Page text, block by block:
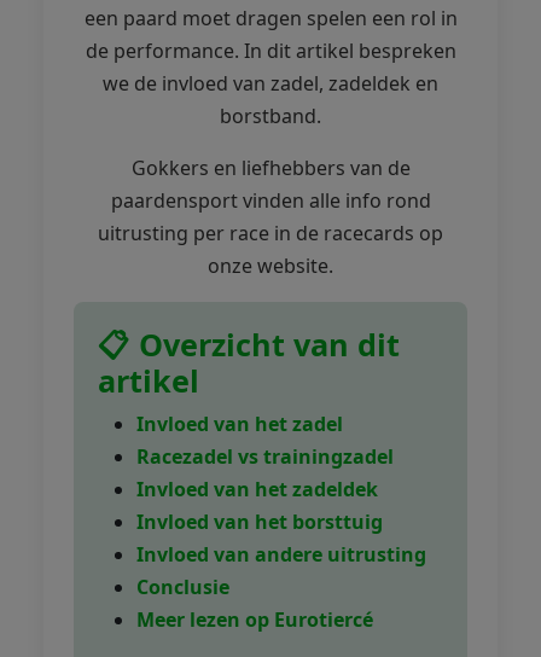
een paard moet dragen spelen een rol in
de performance. In dit artikel bespreken
we de invloed van zadel, zadeldek en
borstband.
Gokkers en liefhebbers van de
paardensport vinden alle info rond
uitrusting per race in de racecards op
onze website.
📋 Overzicht van dit
artikel
Invloed van het zadel
Racezadel vs trainingzadel
Invloed van het zadeldek
Invloed van het borsttuig
Invloed van andere uitrusting
Conclusie
Meer lezen op Eurotiercé